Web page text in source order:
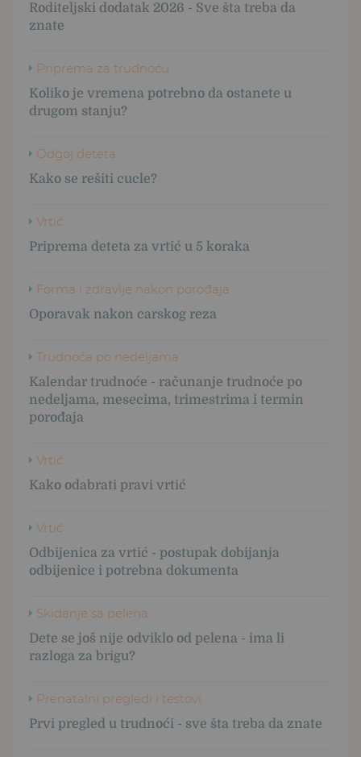
Roditeljski dodatak 2026 - Sve šta treba da
znate
Priprema za trudnoću
Koliko je vremena potrebno da ostanete u
drugom stanju?
Odgoj deteta
Kako se rešiti cucle?
Vrtić
Priprema deteta za vrtić u 5 koraka
Forma i zdravlje nakon porođaja
Oporavak nakon carskog reza
Trudnoća po nedeljama
Kalendar trudnoće - računanje trudnoće po
nedeljama, mesecima, trimestrima i termin
porođaja
Vrtić
Kako odabrati pravi vrtić
Vrtić
Odbijenica za vrtić - postupak dobijanja
odbijenice i potrebna dokumenta
Skidanje sa pelena
Dete se još nije odviklo od pelena - ima li
razloga za brigu?
Prenatalni pregledi i testovi
Prvi pregled u trudnoći - sve šta treba da znate